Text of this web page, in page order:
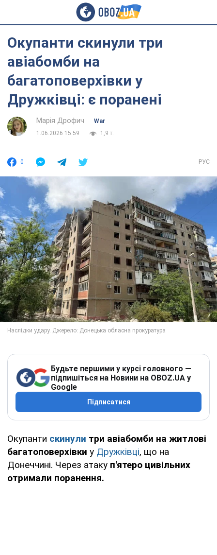
Окупанти скинули три
авіабомби на
багатоповерхівки у
Дружківці: є поранені
Марія Дрофич
War
1.06.2026 15:59
1,9 т.
0 РУС
Будьте першими у курсі головного —
підпишіться на Новини на OBOZ.UA у
Google
Підписатися
Окупанти скинули три авіабомби на житлові
багатоповерхівки у Дружківці, що на
Донеччині. Через атаку п'ятеро цивільних
отримали поранення.